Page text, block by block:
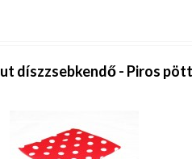
díszzsebkendő - Piros